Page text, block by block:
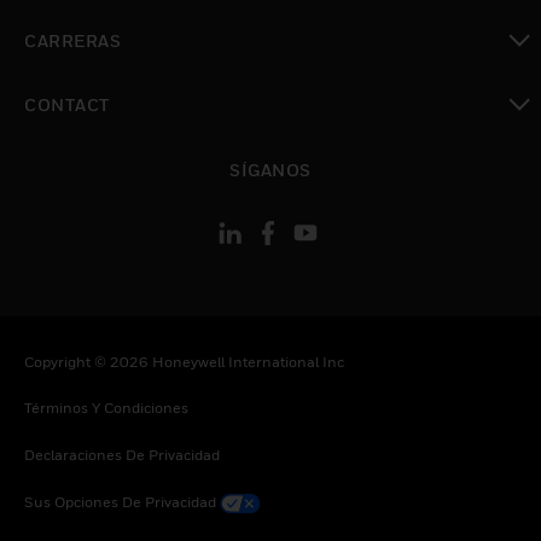
CARRERAS
CONTACT
SÍGANOS
Copyright © 2026 Honeywell International Inc
Términos Y Condiciones
Declaraciones De Privacidad
Sus Opciones De Privacidad